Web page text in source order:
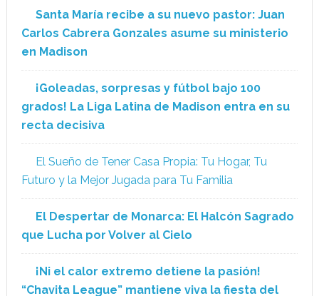
Santa María recibe a su nuevo pastor: Juan
Carlos Cabrera Gonzales asume su ministerio
en Madison
¡Goleadas, sorpresas y fútbol bajo 100
grados! La Liga Latina de Madison entra en su
recta decisiva
El Sueño de Tener Casa Propia: Tu Hogar, Tu
Futuro y la Mejor Jugada para Tu Familia
El Despertar de Monarca: El Halcón Sagrado
que Lucha por Volver al Cielo
¡Ni el calor extremo detiene la pasión!
“Chavita League” mantiene viva la fiesta del